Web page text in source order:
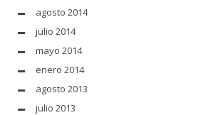
agosto 2014
julio 2014
mayo 2014
enero 2014
agosto 2013
julio 2013